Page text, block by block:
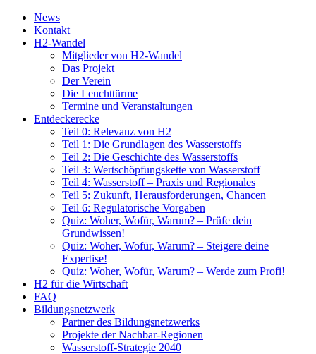
News
Kontakt
H2-Wandel
Mitglieder von H2-Wandel
Das Projekt
Der Verein
Die Leuchttürme
Termine und Veranstaltungen
Entdeckerecke
Teil 0: Relevanz von H2
Teil 1: Die Grundlagen des Wasserstoffs
Teil 2: Die Geschichte des Wasserstoffs
Teil 3: Wertschöpfungskette von Wasserstoff
Teil 4: Wasserstoff – Praxis und Regionales
Teil 5: Zukunft, Herausforderungen, Chancen
Teil 6: Regulatorische Vorgaben
Quiz: Woher, Wofür, Warum? – Prüfe dein
Grundwissen!
Quiz: Woher, Wofür, Warum? – Steigere deine
Expertise!
Quiz: Woher, Wofür, Warum? – Werde zum Profi!
H2 für die Wirtschaft
FAQ
Bildungsnetzwerk
Partner des Bildungsnetzwerks
Projekte der Nachbar-Regionen
Wasserstoff-Strategie 2040